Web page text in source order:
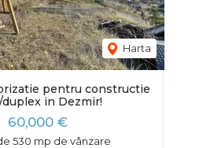
Harta
pentru constructie
duplex in Dezmir!
60,000 €
530 mp de vânzare